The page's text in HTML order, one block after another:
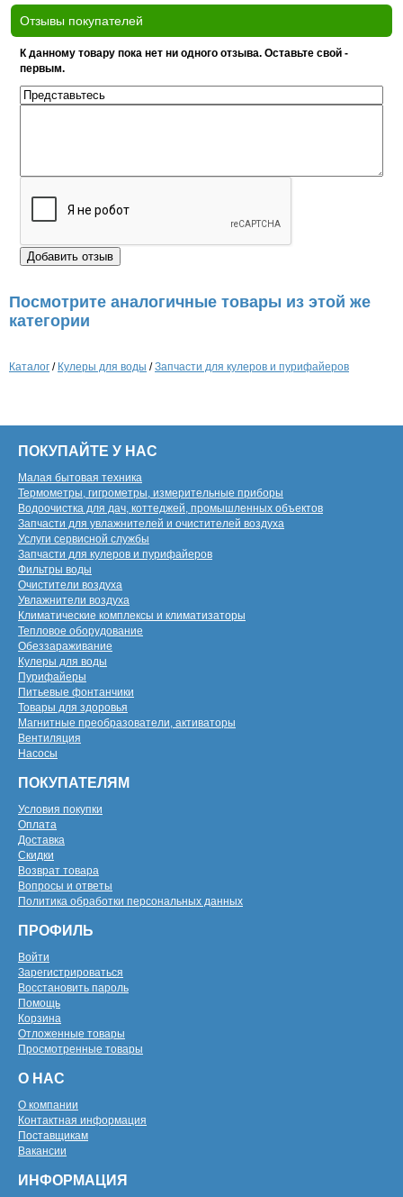
Отзывы покупателей
К данному товару пока нет ни одного отзыва. Оставьте свой -
первым.
Посмотрите аналогичные товары из этой же
категории
Каталог / Кулеры для воды /Запчасти для кулеров и пурифайеров
ПОКУПАЙТЕ У НАС
Малая бытовая техника
Термометры, гигрометры, измерительные приборы
Водоочистка для дач, коттеджей, промышленных объектов
Запчасти для увлажнителей и очистителей воздуха
Услуги сервисной службы
Запчасти для кулеров и пурифайеров
Фильтры воды
Очистители воздуха
Увлажнители воздуха
Климатические комплексы и климатизаторы
Тепловое оборудование
Обеззараживание
Кулеры для воды
Пурифайеры
Питьевые фонтанчики
Товары для здоровья
Магнитные преобразователи, активаторы
Вентиляция
Насосы
ПОКУПАТЕЛЯМ
Условия покупки
Оплата
Доставка
Скидки
Возврат товара
Вопросы и ответы
Политика обработки персональных данных
ПРОФИЛЬ
Войти
Зарегистрироваться
Восстановить пароль
Помощь
Корзина
Отложенные товары
Просмотренные товары
О НАС
О компании
Контактная информация
Поставщикам
Вакансии
ИНФОРМАЦИЯ